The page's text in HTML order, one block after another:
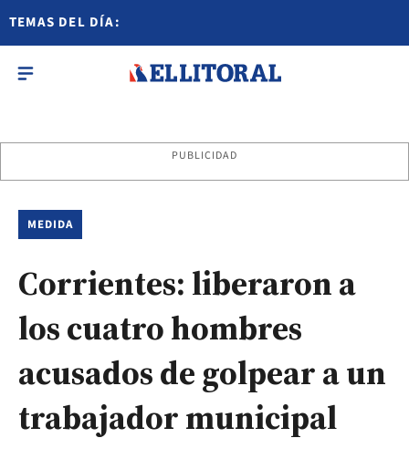
TEMAS DEL DÍA:
PUBLICIDAD
MEDIDA
Corrientes: liberaron a
los cuatro hombres
acusados de golpear a un
trabajador municipal